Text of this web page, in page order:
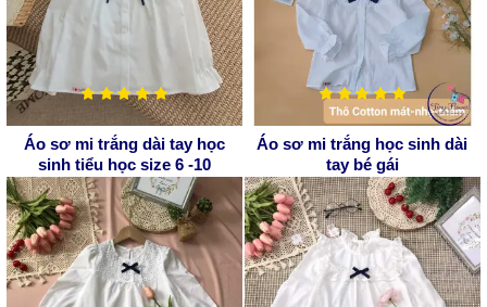
Áo sơ mi trắng dài tay học
sinh tiểu học size 6 -10
Áo sơ mi trắng học sinh dài
tay bé gái